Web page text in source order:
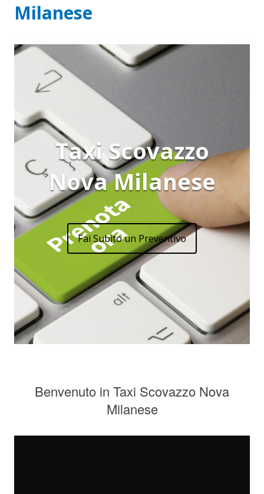
Milanese
Taxi Scovazzo
Nova Milanese
Fai Subito un Preventivo
Benvenuto in Taxi Scovazzo Nova
Milanese